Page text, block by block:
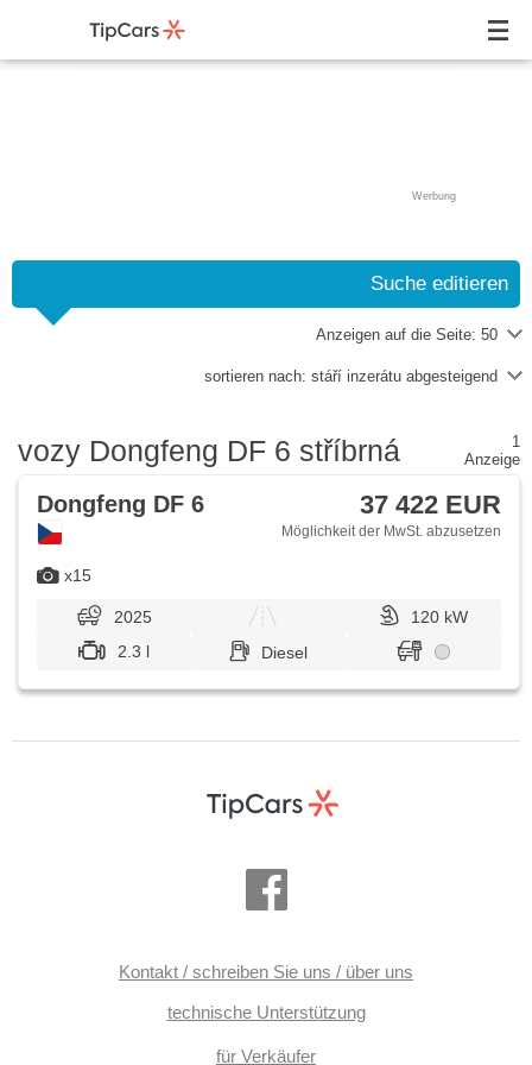
Werbung
Suche editieren
Anzeigen auf die Seite: 50
sortieren nach: stáří inzerátu abgesteigend
vozy Dongfeng DF 6 stříbrná
1
Anzeige
x15
Dongfeng DF 6 37 422 EUR
Möglichkeit der MwSt. abzusetzen
2025
120 kW
2.3 l
Diesel
Kontakt / schreiben Sie uns / über uns
technische Unterstützung
für Verkäufer